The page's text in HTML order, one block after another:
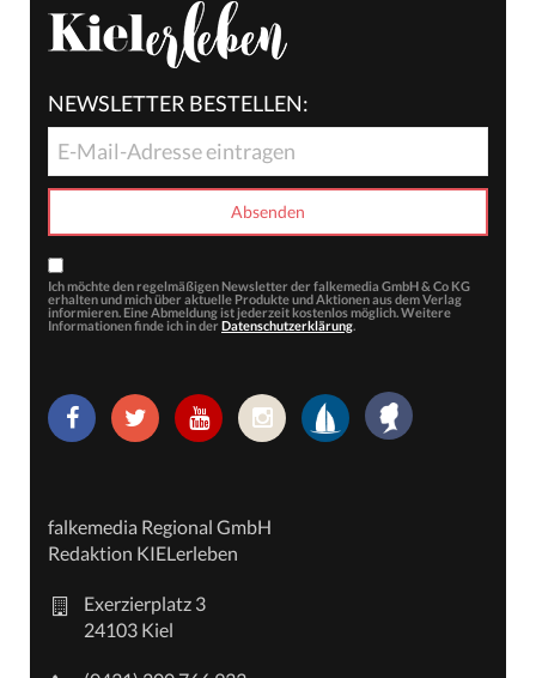
NEWSLETTER BESTELLEN:
Ich möchte den regelmäßigen Newsletter der falkemedia GmbH & Co KG
erhalten und mich über aktuelle Produkte und Aktionen aus dem Verlag
informieren. Eine Abmeldung ist jederzeit kostenlos möglich. Weitere
Informationen finde ich in der Datenschutzerklärung.
falkemedia Regional GmbH
Redaktion KIELerleben
Exerzierplatz 3
24103 Kiel